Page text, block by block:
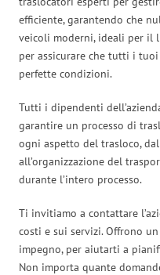
efficiente, garantendo che
veicoli moderni, ideali per il
per assicurare che tutti i
perfette condizioni.
Tutti i dipendenti
garantire un processo di
ogni aspetto del trasloco,
all’organizzazione del
durante l’intero processo.
Ti invitiamo a contattare
costi e sui servizi. Offrono
impegno, per aiutarti a
Non importa quante